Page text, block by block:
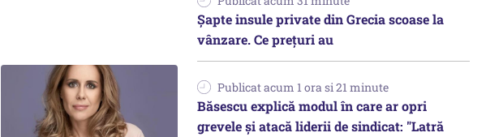
Șapte insule private din Grecia scoase la
vânzare. Ce prețuri au
Publicat acum 1 ora si 21 minute
Băsescu explică modul în care ar opri
grevele și atacă liderii de sindicat: "Latră